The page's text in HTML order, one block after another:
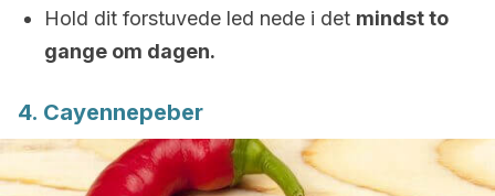
Hold dit forstuvede led nede i det mindst to
gange om dagen.
4. Cayennepeber